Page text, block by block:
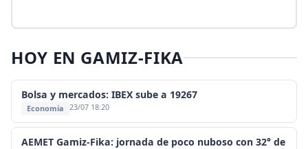
HOY EN GAMIZ-FIKA
Bolsa y mercados: IBEX sube a 19267
Economía 23/07 18:20
AEMET Gamiz-Fika: jornada de poco nuboso con 32° de